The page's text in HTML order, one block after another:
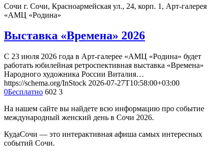
Сочи г. Сочи, Красноармейская ул., 24, корп. 1, Арт-галерея
«АМЦ «Родина»
Выставка «Времена» 2026
С 23 июля 2026 года в Арт-галерее «АМЦ «Родина» будет
работать юбилейная ретроспективная выставка «Времена»
Народного художника России Виталия…
https://schema.org/InStock 2026-07-27T10:58:00+03:00
0Бесплатно 602 3
На нашем сайте вы найдете всю информацию про событие
международный женский день в Сочи 2026.
КудаСочи — это интерактивная афиша самых интересных
событий Сочи.